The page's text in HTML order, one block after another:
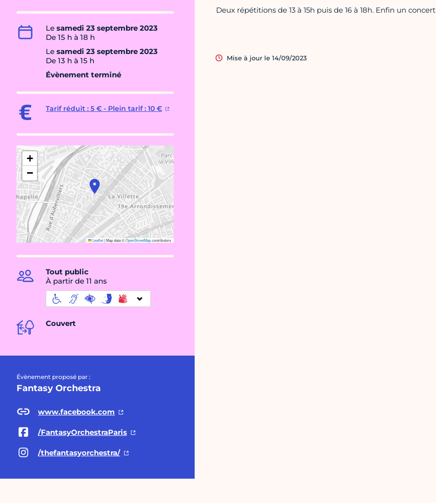
Le samedi 23 septembre 2023
De 15 h à 18 h
Le samedi 23 septembre 2023
De 13 h à 15 h
Évènement terminé
Tarif réduit : 5 € - Plein tarif : 10 €
+
−
Leaflet|Map data ©OpenStreetMapcontributors
Tout public
À partir de 11 ans
Couvert
Évènement proposé par :
Fantasy Orchestra
www.facebook.com
/FantasyOrchestraParis
/thefantasyorchestra/
Deux répétitions de 13 à 15h puis de 16 à 18h. Enfin un
Mise à jour le 14/09/2023